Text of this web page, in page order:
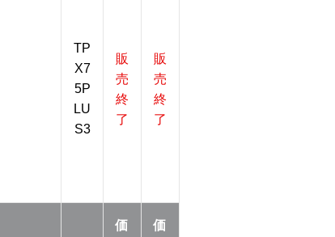
TP
X7
5P
LU
S3
販
売
終
了
販
売
終
了
価
価